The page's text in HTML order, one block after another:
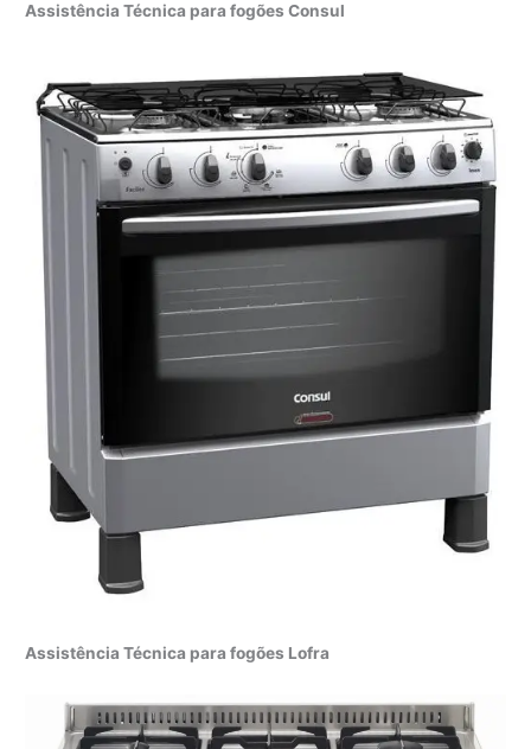
Assistência Técnica para fogões Consul
Assistência Técnica para fogões Lofra